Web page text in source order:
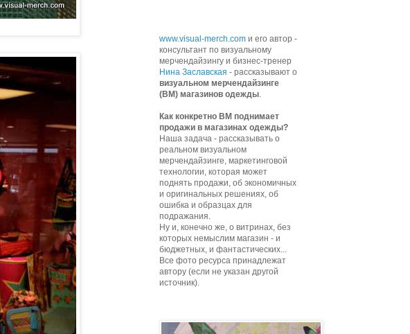
www.visual-merch.com и его автор -
консультант по визуальному
мерчендайзингу и бизнес-тренер
Нина Заславская - рассказывают о
визуальном мерчендайзинге
(ВМ) магазинов одежды.
Как конкретно ВМ поднимает
продажи в магазинах одежды?
Наша задача - рассказывать о
реальном визуальном
мерчендайзинге, маркетинговой
технологии, которая может
поднять продажи, об экономичных
и оригинальных решениях, об
ошибка и образцах для
подражания.
Ну и, конечно же, о витринах, без
которых немыслим магазин - и
бюджетных, и фантастических...
Все фото ресурса принадлежат
автору (если не указан другой
источник).